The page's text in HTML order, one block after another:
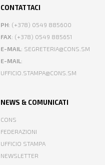
CONTATTACI
PH: (+378) 0549 885600
FAX: (+378) 0549 885651
E-MAIL: SEGRETERIA@CONS.SM
E-MAIL:
UFFICIO.STAMPA@CONS.SM
NEWS & COMUNICATI
CONS
FEDERAZIONI
UFFICIO STAMPA
NEWSLETTER